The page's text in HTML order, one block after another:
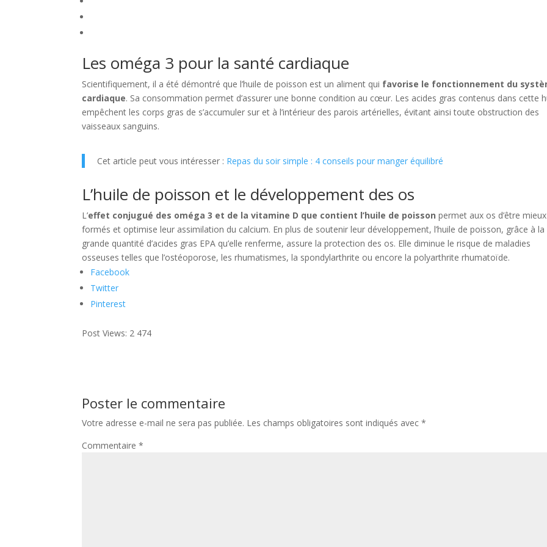
Les oméga 3 pour la santé cardiaque
Scientifiquement, il a été démontré que l’huile de poisson est un aliment qui favorise le fonctionnement du
cardiaque. Sa consommation permet d’assurer une bonne condition au cœur. Les acides gras contenus dans cette
empêchent les corps gras de s’accumuler sur et à l’intérieur des parois artérielles, évitant ainsi toute obstruction des
vaisseaux sanguins.
Cet article peut vous intéresser : Repas du soir simple : 4 conseils pour manger équilibré
L’huile de poisson et le développement des os
L’effet conjugué des oméga 3 et de la vitamine D que contient l’huile de poisson permet aux os d’être mieux
formés et optimise leur assimilation du calcium. En plus de soutenir leur développement, l’huile de poisson, grâce à la
grande quantité d’acides gras EPA qu’elle renferme, assure la protection des os. Elle diminue le risque de maladies
osseuses telles que l’ostéoporose, les rhumatismes, la spondylarthrite ou encore la polyarthrite rhumatoïde.
Facebook
Twitter
Pinterest
Post Views: 2 474
Poster le commentaire
Votre adresse e-mail ne sera pas publiée. Les champs obligatoires sont indiqués avec*
Commentaire*